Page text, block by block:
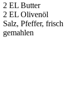
2 EL Butter
2 EL Olivenöl
Salz, Pfeffer, frisch
gemahlen